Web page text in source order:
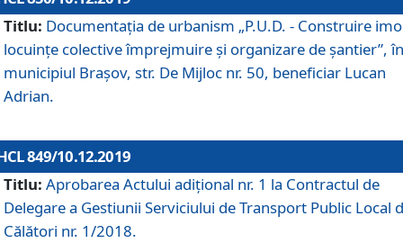
Titlu: Documentaţia de urbanism „P.U.D. - Construire
locuințe colective împrejmuire și organizare de șantier”, în
municipiul Braşov, str. De Mijloc nr. 50, beneficiar Lucan
Adrian.
849/10.12.2019
Titlu: Aprobarea Actului adiţional nr. 1 la Contractul de
Delegare a Gestiunii Serviciului de Transport Public Local
Călători nr. 1/2018.